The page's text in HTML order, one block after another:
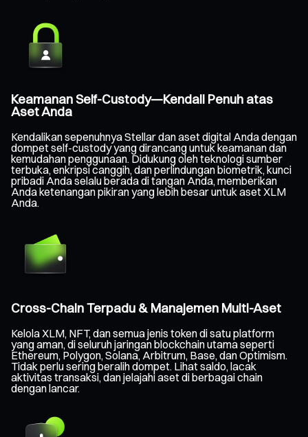
Keamanan Self-Custody—Kendali Penuh atas
Aset Anda
Kendalikan sepenuhnya Stellar dan aset digital Anda dengan
dompet self-custody yang dirancang untuk keamanan dan
kemudahan penggunaan. Didukung oleh teknologi sumber
terbuka, enkripsi canggih, dan perlindungan biometrik, kunci
pribadi Anda selalu berada di tangan Anda, memberikan
Anda ketenangan pikiran yang lebih besar untuk aset XLM
Anda.
Cross-Chain Terpadu & Manajemen Multi-Aset
Kelola XLM, NFT, dan semua jenis token di satu platform
yang aman, di seluruh jaringan blockchain utama seperti
Ethereum, Polygon, Solana, Arbitrum, Base, dan Optimism.
Tidak perlu sering beralih dompet. Lihat saldo, lacak
aktivitas transaksi, dan jelajahi aset di berbagai chain
dengan lancar.